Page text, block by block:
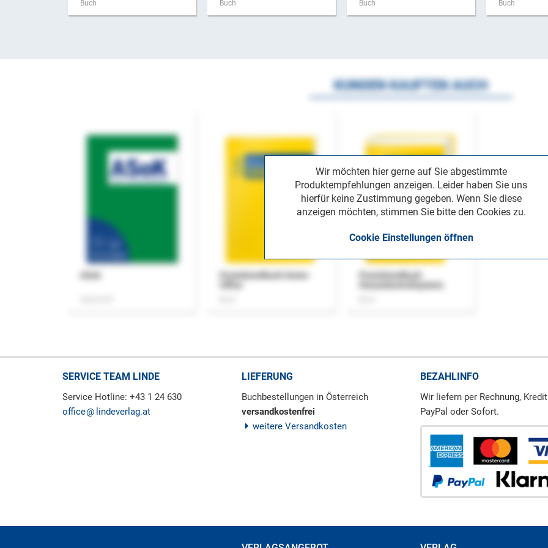
Buch Buch Buch Buch
Wir möchten hier gerne auf Sie abgestimmte
Produktempfehlungen anzeigen. Leider haben Sie uns
hierfür keine Zustimmung gegeben. Wenn Sie diese
anzeigen möchten, stimmen Sie bitte den Cookies zu.
Cookie Einstellungen öffnen
KUNDEN KAUFTEN AUCH
ASok
Praxishandbuch Home-
Praxishandbuch
Steuerkontrollsystem
SERVICE TEAM LINDE
Service Hotline: +43 1 24 630
office
lindeverlag.at
LIEFERUNG
Buchbestellungen in Österreich
versandkostenfrei
weitere Versandkosten
BEZAHLINFO
Wir liefern per Rechnung,
PayPal oder Sofort.